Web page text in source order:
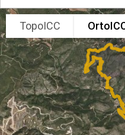
TopoICC